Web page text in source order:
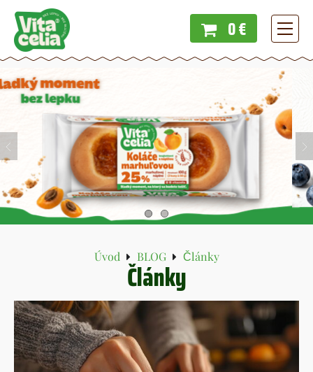
0 € Menu
Úvod BLOG Články
Články